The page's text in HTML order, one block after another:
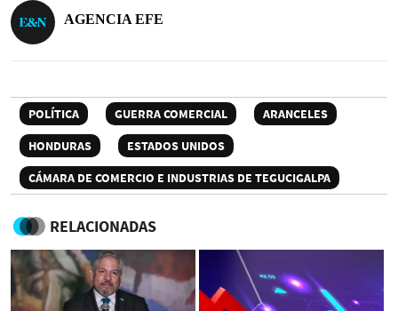
AGENCIA EFE
POLÍTICA GUERRA COMERCIAL
ARANCELES
HONDURAS
ESTADOS UNIDOS
CÁMARA DE COMERCIO E INDUSTRIAS DE TEGUCIGALPA
RELACIONADAS